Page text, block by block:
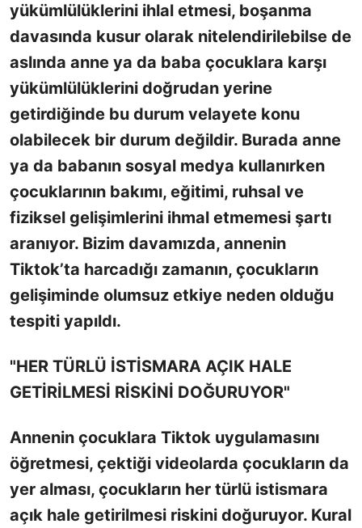
yükümlülüklerini ihlal etmesi, boşanma
davasında kusur olarak nitelendirilebilse de
aslında anne ya da baba çocuklara karşı
yükümlülüklerini doğrudan yerine
getirdiğinde bu durum velayete konu
olabilecek bir durum değildir. Burada anne
ya da babanın sosyal medya kullanırken
çocuklarının bakımı, eğitimi, ruhsal ve
fiziksel gelişimlerini ihmal etmemesi şartı
aranıyor. Bizim davamızda, annenin
Tiktok’ta harcadığı zamanın, çocukların
gelişiminde olumsuz etkiye neden olduğu
tespiti yapıldı.
"HER TÜRLÜ İSTİSMARA AÇIK HALE
GETİRİLMESİ RİSKİNİ DOĞURUYOR"
Annenin çocuklara Tiktok uygulamasını
öğretmesi, çektiği videolarda çocukların da
yer alması, çocukların her türlü istismara
açık hale getirilmesi riskini doğuruyor. Kural